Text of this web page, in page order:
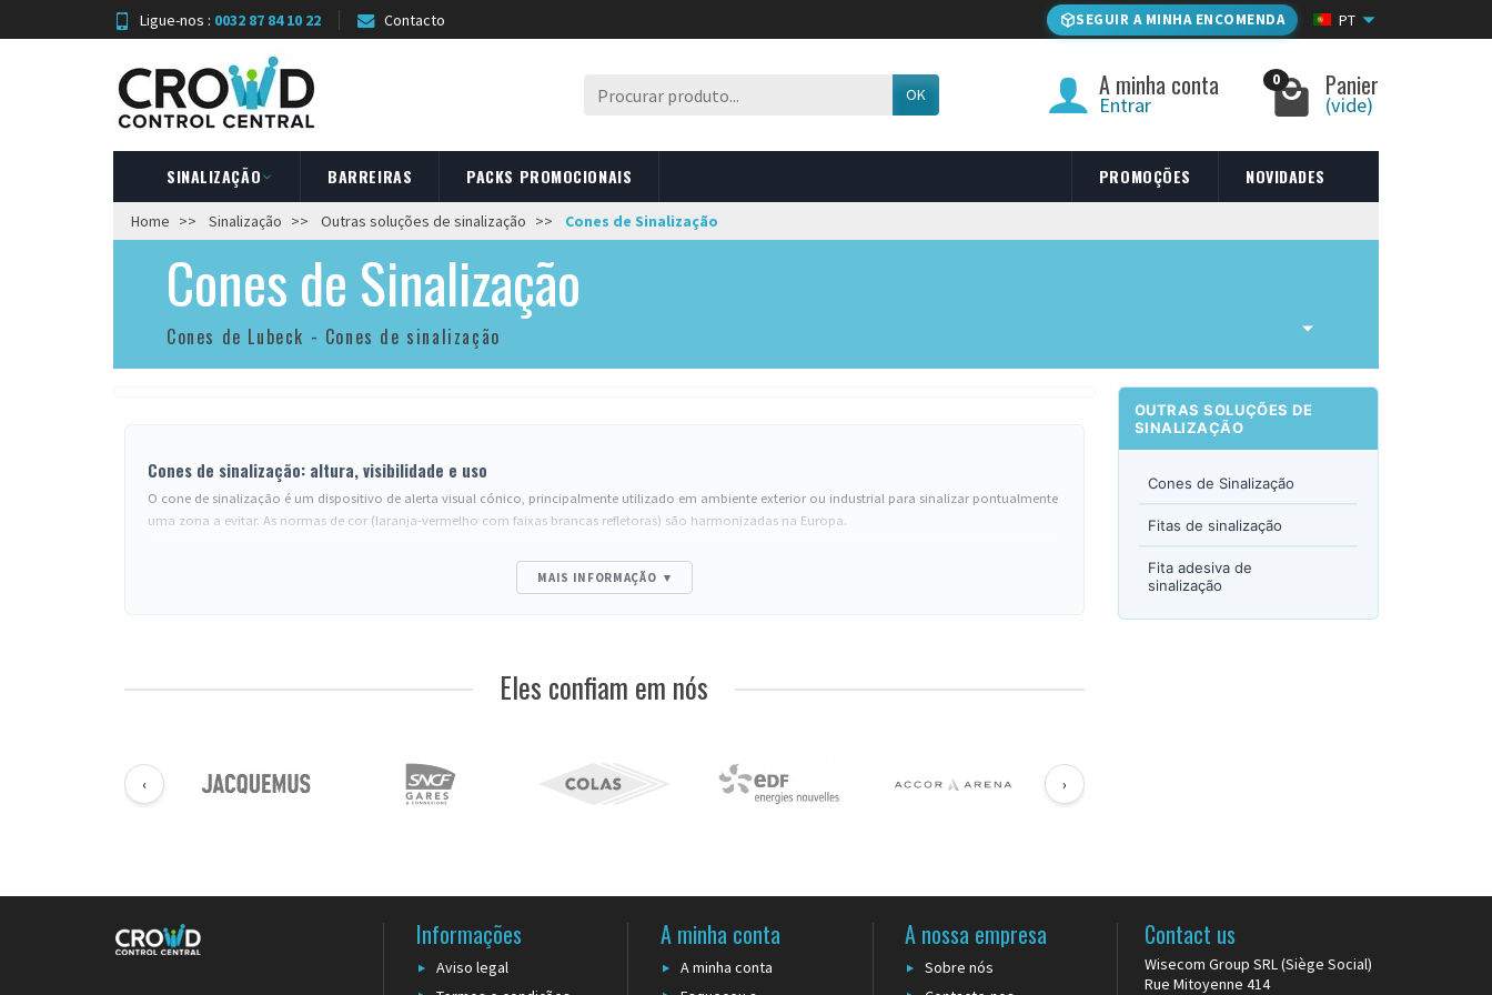
Ligue-nos : 0032 87 84 10 22 Contacto SEGUIR A MINHA ENCOMENDA PT
OK A minha conta
Entrar
0 Panier
(vide)
SINALIZAÇÃO BARREIRAS PACKS PROMOCIONAIS PROMOÇÕES NOVIDADES
Home Sinalização Outras soluções de sinalização Cones de Sinalização
Cones de Sinalização
Cones de Lubeck - Cones de sinalização
Cones de sinalização: altura, visibilidade e uso
O cone de sinalização é um dispositivo de alerta visual cónico, principalmente utilizado em ambiente exterior ou industrial para sinalizar pontualmente
uma zona a evitar. As normas de cor (laranja-vermelho com faixas brancas refletoras) são harmonizadas na Europa.
: marcação de proximidade, interior (pisos molhados, obstáculos temporários).
Características técnicas
Material: PVC flexível (resistente a choques de veículos) ou polietileno (mais rígido, mais económico).
: todos os cones profissionais empilham-se verticalmente para arrumação.
MAIS INFORMAÇÃO ▾
Eles confiam em nós
‹ ›
OUTRAS SOLUÇÕES DE
SINALIZAÇÃO
Cones de Sinalização
Fitas de sinalização
Fita adesiva de
sinalização
Informações
Aviso legal
A minha conta
A minha conta
A nossa empresa
Sobre nós
Contact us
Wisecom Group SRL (Siège Social)
Rue Mitoyenne 414